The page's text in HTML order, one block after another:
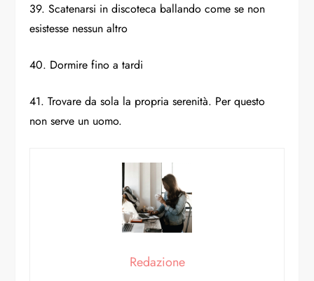
39. Scatenarsi in discoteca ballando come se non
esistesse nessun altro
40. Dormire fino a tardi
41. Trovare da sola la propria serenità. Per questo
non serve un uomo.
Redazione